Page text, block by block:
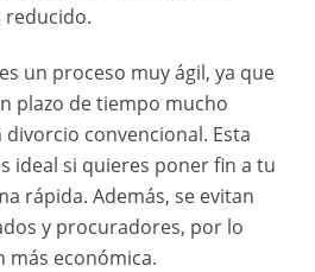
un proceso muy ágil, ya que
plazo de tiempo mucho
convencional. Esta
ideal si quieres poner fin a tu
rápida. Además, se evitan
y procuradores, por lo
más económica.